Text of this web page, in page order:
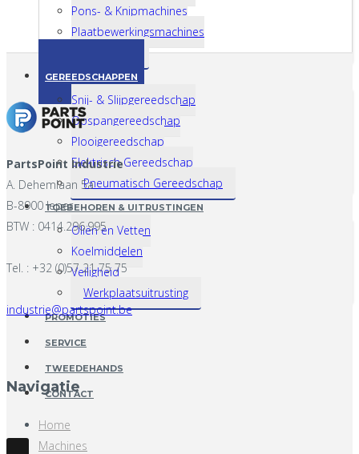
Pons- & Knipmachines
Plaatbewerkingsmachines
GEREEDSCHAPPEN
Snij- & Slijpgereedschap
Opspangereedschap
Plooigereedschap
Elektrisch Gereedschap
Pneumatisch Gereedschap
TOEBEHOREN & UITRUSTINGEN
Oliën en Vetten
Koelmiddelen
Veiligheid
Werkplaatsuitrusting
PROMOTIES
SERVICE
TWEEDEHANDS
CONTACT
PartsPoint Industrie
A. Dehemlaan 5a
B-8900 Ieper
BTW : 0414.296.995
Tel. : +32 (0)57 21 75 75
industrie@partspoint.be
Navigatie
Home
Machines